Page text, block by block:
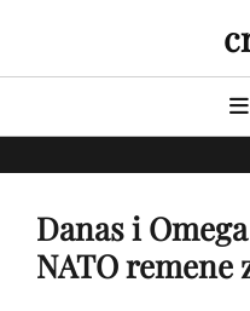
content
Danas i
NATO remene